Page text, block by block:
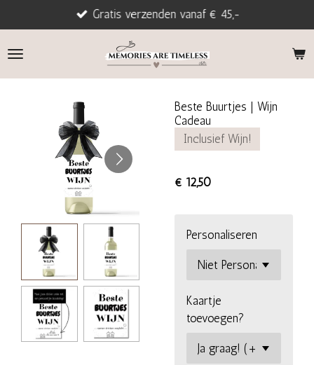
direct
naar
Gratis verzenden vanaf € 45,-
Beste Buurtjes | Wijn
Cadeau
Inclusief Wijn!
€ 12,50
Personaliseren
Kaartje
toevoegen?